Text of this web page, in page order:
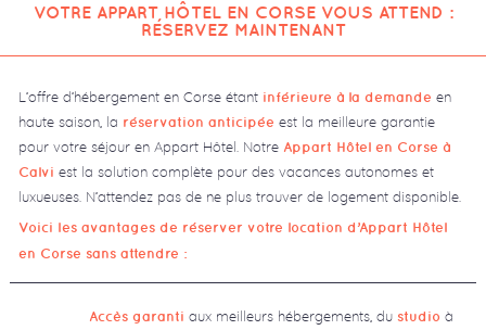
VOTRE APPART HÔTEL EN CORSE VOUS ATTEND :
RÉSERVEZ MAINTENANT
L’offre d’hébergement en Corse étant inférieure à la demande en
haute saison, la réservation anticipée est la meilleure garantie
pour votre séjour en Appart Hôtel. Notre Appart Hôtel en Corse à
Calvi est la solution complète pour des vacances autonomes et
luxueuses. N’attendez pas de ne plus trouver de logement disponible.
Voici les avantages de réserver votre location d’Appart Hôtel
en Corse sans attendre :
Accès garanti aux meilleurs hébergements, du studio à